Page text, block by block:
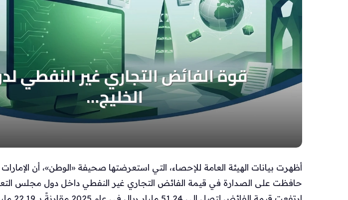
أظهرت بيانات الهيئة العامة للإحصاء، التي استعرضتها صحيفة «الوطن»، أن الإمارات
حافظت على الصدارة في قيمة الفائض التجاري غير النفطي داخل دول مجلس